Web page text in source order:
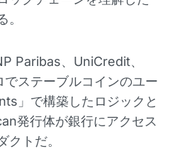
Paribas、UniCredit、
ステーブルコインのユー
」で構築したロジックと
発行体が銀行にアクセス
トだ。